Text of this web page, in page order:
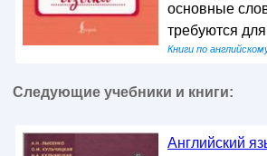
основные
требуются
Книги по
Следующие учебники и книги:
Английский